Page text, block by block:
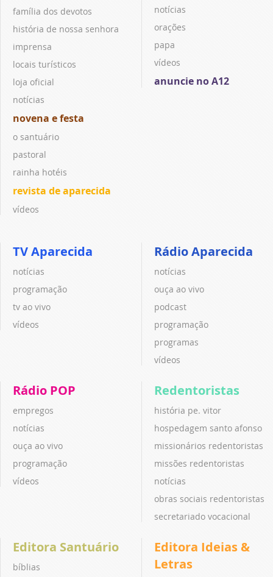
família dos devotos
história de nossa senhora
imprensa
locais turísticos
loja oficial
notícias
novena e festa
o santuário
pastoral
rainha hotéis
revista de aparecida
vídeos
notícias
orações
papa
vídeos
anuncie no A12
TV Aparecida
notícias
programação
tv ao vivo
vídeos
Rádio Aparecida
notícias
ouça ao vivo
podcast
programação
programas
vídeos
Rádio POP
empregos
notícias
ouça ao vivo
programação
vídeos
Redentoristas
história pe. vitor
hospedagem santo afonso
missionários redentoristas
missões redentoristas
notícias
obras sociais redentoristas
secretariado vocacional
Editora Santuário
bíblias
Editora Ideias &
Letras